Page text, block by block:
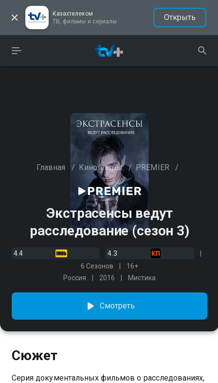
Казахтелеком
ТВ, фильмы и сериалы
Открыть
Главная / Кинотеатры / PREMIER /
Экстрасенсы ведут
расследование (сезон 3)
4.4
4.3
6 Сезонов
16+
Россия
2016 Мистика
Смотреть
Сюжет
Серия документальных фильмов о расследованиях,